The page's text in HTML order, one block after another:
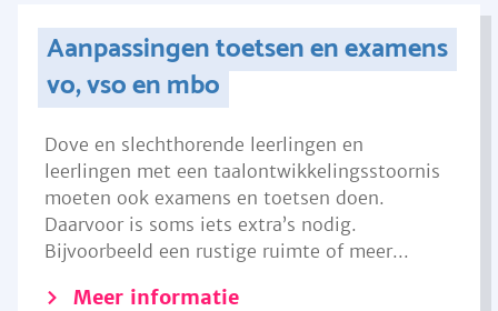
Aanpassingen toetsen en examens
vo, vso en mbo
Dove en slechthorende leerlingen en
leerlingen met een taalontwikkelingsstoornis
moeten ook examens en toetsen doen.
Daarvoor is soms iets extra’s nodig.
Bijvoorbeeld een rustige ruimte of meer...
Meer informatie